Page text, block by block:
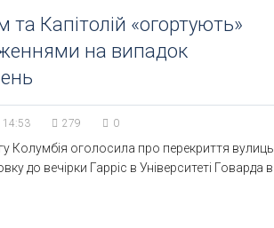
та Капітолій «огортують»
на випадок
14:53 279 0
Колумбія оголосила про перекриття вулиць
до вечірки Гарріс в Університеті Говарда в